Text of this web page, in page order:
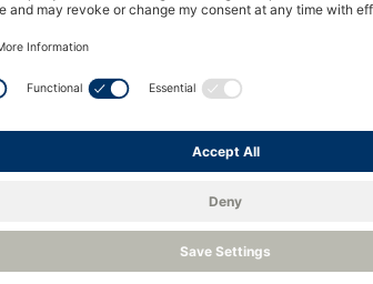
Finden Sie heraus, wie einfach es